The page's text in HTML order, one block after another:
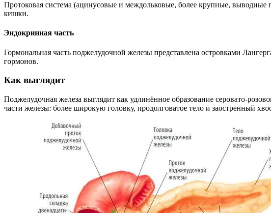
Протоковая система (ацинусовые и междольковые, более крупные, выводные
кишки.
Эндокринная часть
Гормональная часть поджелудочной железы представлена островками
гормонов.
Как выглядит
Поджелудочная железа выглядит как удлинённое образование серовато-
части железы: более широкую головку, продолговатое тело и заостренный